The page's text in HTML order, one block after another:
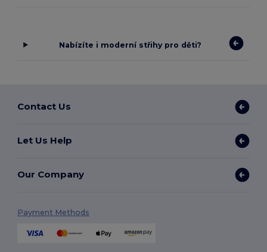
Nabízíte i moderní střihy pro děti?
Contact Us
Let Us Help
Our Company
Payment Methods